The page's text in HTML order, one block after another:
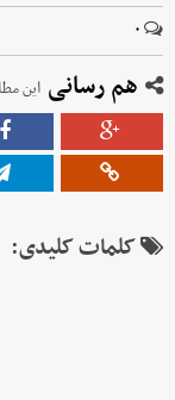
۰
هم رسانی این
کلمات کلیدی: